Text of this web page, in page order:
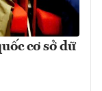
cơ sở dữ